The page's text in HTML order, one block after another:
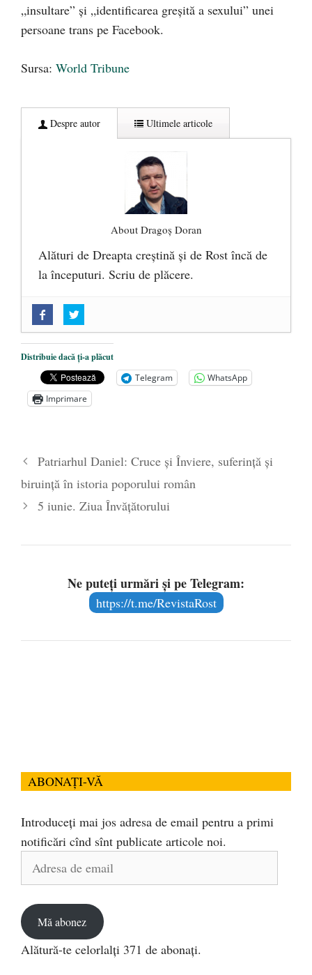
„insultare” și „identificarea greșită a sexului” unei
persoane trans pe Facebook.
Sursa: World Tribune
Despre autor Ultimele articole
About Dragoș Doran
Alături de Dreapta creștină și de Rost încă de
la începuturi. Scriu de plăcere.
„Acum nu e momentul”
O nouă autostradă distruge pădurea
amazoniană, pentru summitul climatic
COP30 - 14 martie 2025
Alegeri controlate
Distribuie dacă ți-a plăcut
Telegram
WhatsApp
Imprimare
Patriarhul Daniel: Cruce şi Înviere, suferinţă şi
biruinţă în istoria poporului român
5 iunie. Ziua Învăţătorului
Ne puteți urmări și pe Telegram:
https://t.me/RevistaRost
ABONAȚI-VĂ
Introduceți mai jos adresa de email pentru a primi
notificări cînd sînt publicate articole noi.
Adresa
Mă abonez
Alătură-te celorlalți 371 de abonați.